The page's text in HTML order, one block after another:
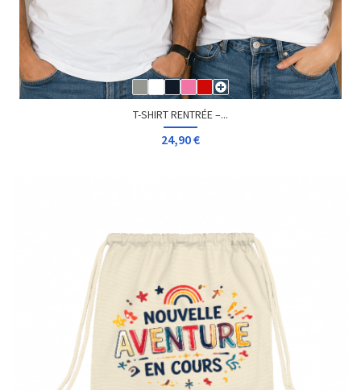
T-SHIRT RENTRÉE –...
24,90 €